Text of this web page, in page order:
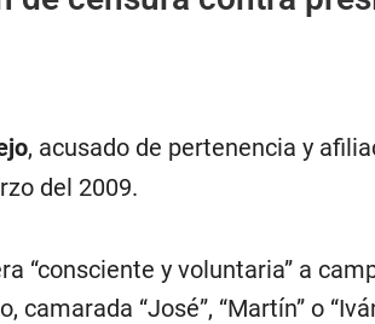
, acusado de pertenencia y
del 2009.
“consciente y voluntaria” a
“José”, “Martín” o